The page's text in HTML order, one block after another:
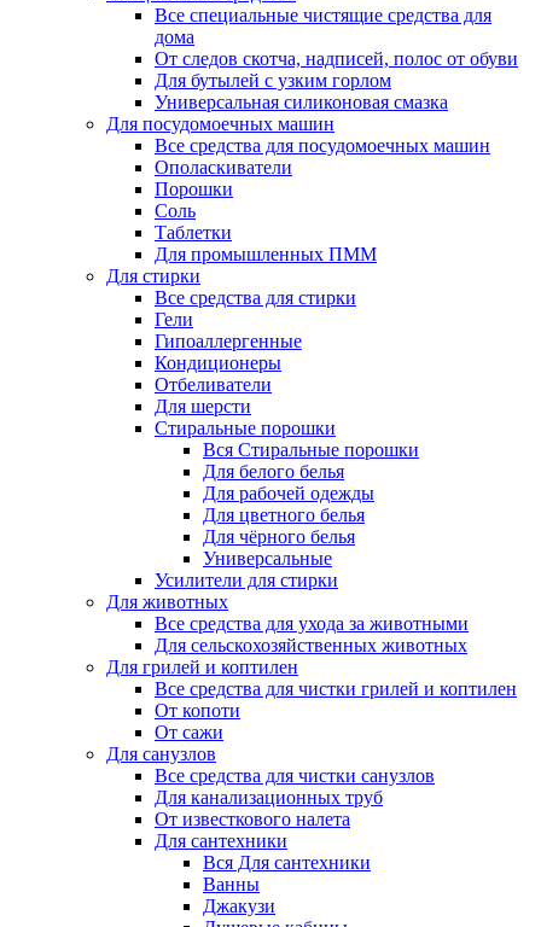
Все специальные чистящие средства для
дома
От следов скотча, надписей, полос от обуви
Для бутылей с узким горлом
Универсальная силиконовая смазка
Для посудомоечных машин
Все средства для посудомоечных машин
Ополаскиватели
Порошки
Соль
Таблетки
Для промышленных ПММ
Для стирки
Все средства для стирки
Гели
Гипоаллергенные
Кондиционеры
Отбеливатели
Для шерсти
Стиральные порошки
Вся Стиральные порошки
Для белого белья
Для рабочей одежды
Для цветного белья
Для чёрного белья
Универсальные
Усилители для стирки
Для животных
Все средства для ухода за животными
Для сельскохозяйственных животных
Для грилей и коптилен
Все средства для чистки грилей и коптилен
От копоти
От сажи
Для санузлов
Все средства для чистки санузлов
Для канализационных труб
От известкового налета
Для сантехники
Вся Для сантехники
Ванны
Джакузи